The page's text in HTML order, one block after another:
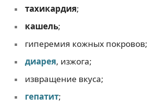
тахикардия;
кашель;
гиперемия кожных покровов;
диарея, изжога;
извращение вкуса;
гепатит;